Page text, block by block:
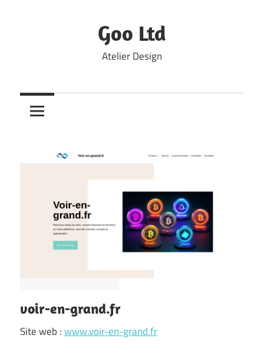
Goo Ltd
Atelier Design
voir-en-grand.fr
Site web :www.voir-en-grand.fr